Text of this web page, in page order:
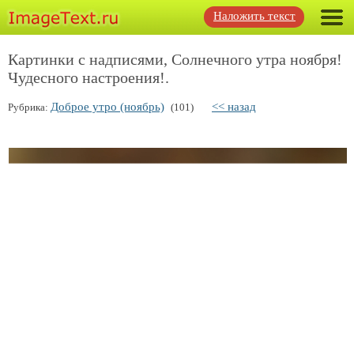
Наложить текст
Картинки с надписями, Солнечного утра ноября!
Чудесного настроения!.
Рубрика: Доброе утро (ноябрь) (101) << назад